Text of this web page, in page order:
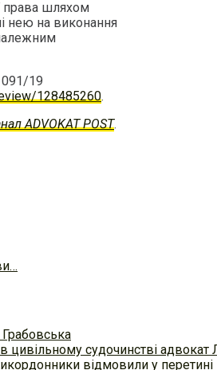
права шляхом
нею на виконання
19
128485260.
ADVOKAT POST.
цивільному судочинстві
відмовили у